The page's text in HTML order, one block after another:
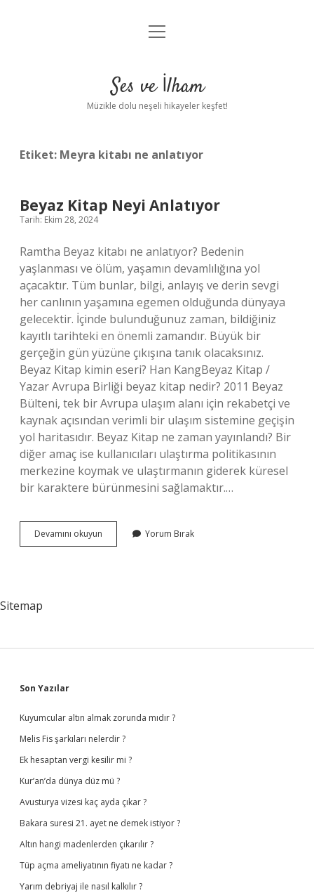
Anasayfa
Yasal Uyarı
menüyü
Ses ve İlham
Müzikle dolu neşeli hikayeler keşfet!
Etiket: Meyra kitabı ne anlatıyor
Beyaz Kitap Neyi Anlatıyor
Tarih: Ekim 28, 2024
Ramtha Beyaz kitabı ne anlatıyor? Bedenin
yaşlanması ve ölüm, yaşamın devamlılığına yol
açacaktır. Tüm bunlar, bilgi, anlayış ve derin sevgi
her canlının yaşamına egemen olduğunda dünyaya
gelecektir. İçinde bulunduğunuz zaman, bildiğiniz
kayıtlı tarihteki en önemli zamandır. Büyük bir
gerçeğin gün yüzüne çıkışına tanık olacaksınız.
Beyaz Kitap kimin eseri? Han KangBeyaz Kitap /
Yazar Avrupa Birliği beyaz kitap nedir? 2011 Beyaz
Bülteni, tek bir Avrupa ulaşım alanı için rekabetçi ve
kaynak açısından verimli bir ulaşım sistemine geçişin
yol haritasıdır. Beyaz Kitap ne zaman yayınlandı? Bir
diğer amaç ise kullanıcıları ulaştırma politikasının
merkezine koymak ve ulaştırmanın giderek küresel
bir karaktere bürünmesini sağlamaktır.…
Devamını okuyun
Kitap
Yorum Bırak
Sitemap
Sidebar
Son Yazılar
Kuyumcular altın almak zorunda mıdır ?
Melis Fis şarkıları nelerdir ?
Ek hesaptan vergi kesilir mi ?
Kur’an’da dünya düz mü ?
Avusturya vizesi kaç ayda çıkar ?
Bakara suresi 21. ayet ne demek istiyor ?
Altın hangi madenlerden çıkarılır ?
Tüp açma ameliyatının fiyatı ne kadar ?
Yarım debriyaj ile nasıl kalkılır ?